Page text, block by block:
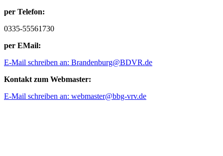
per Telefon:
0335-55561730
per EMail:
E-Mail schreiben an: Brandenburg@BDVR.de
Kontakt zum Webmaster:
E-Mail schreiben an: webmaster@bbg-vrv.de